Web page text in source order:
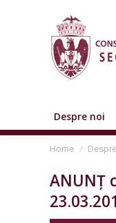
Despre noi
You are here:
Home
ANUNȚ